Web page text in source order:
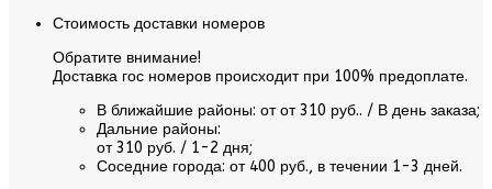
Стоимость доставки номеров
Обратите внимание!
Доставка гос номеров происходит при 100% предоплате.
В ближайшие районы: от от 310 руб.. / В день заказа;
Дальние районы:
от 310 руб. / 1-2 дня;
Соседние города: от 400 руб., в течении 1-3 дней.